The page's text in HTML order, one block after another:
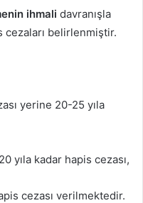
ihmali davranışla
belirlenmiştir.
yerine 20-25 yıla
yıla kadar hapis cezası,
cezası verilmektedir.